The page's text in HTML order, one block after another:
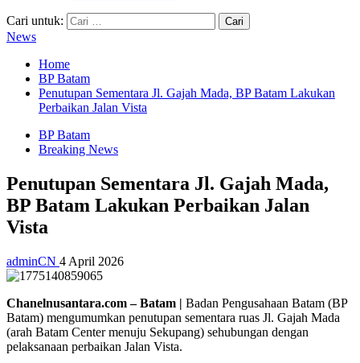
Cari untuk:
News
Home
BP Batam
Penutupan Sementara Jl. Gajah Mada, BP Batam Lakukan
Perbaikan Jalan Vista
BP Batam
Breaking News
Penutupan Sementara Jl. Gajah Mada,
BP Batam Lakukan Perbaikan Jalan
Vista
adminCN 4 April 2026
Chanelnusantara.com – Batam | Badan Pengusahaan Batam (BP
Batam) mengumumkan penutupan sementara ruas Jl. Gajah Mada
(arah Batam Center menuju Sekupang) sehubungan dengan
pelaksanaan perbaikan Jalan Vista.